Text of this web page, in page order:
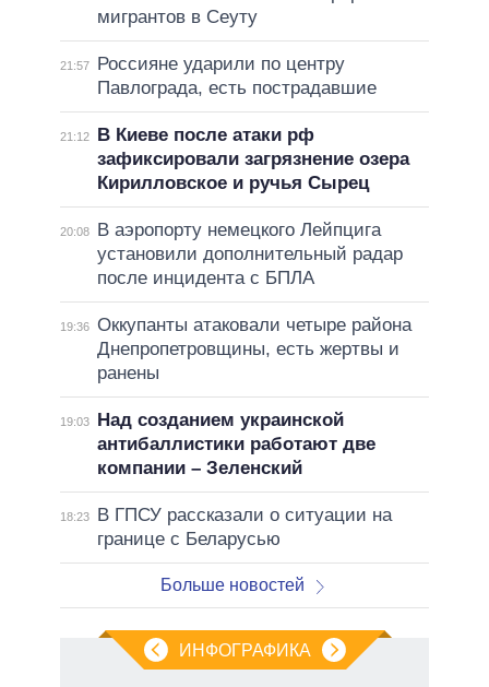
мигрантов в Сеуту
21:57
Россияне ударили по центру
Павлограда, есть пострадавшие
21:12
В Киеве после атаки рф
зафиксировали загрязнение озера
Кирилловское и ручья Сырец
20:08
В аэропорту немецкого Лейпцига
установили дополнительный радар
после инцидента с БПЛА
19:36 Оккупанты атаковали четыре района
Днепропетровщины, есть жертвы и
ранены
19:03
Над созданием украинской
антибаллистики работают две
компании – Зеленский
18:23
В ГПСУ рассказали о ситуации на
границе с Беларусью
Больше новостей
ИНФОГРАФИКА